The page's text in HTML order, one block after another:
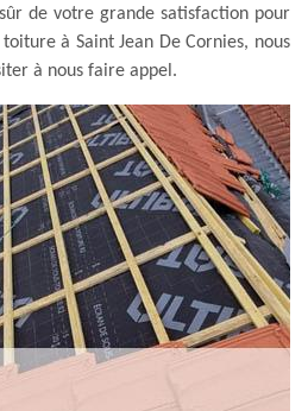
de votre grande satisfaction pour
à Saint Jean De Cornies, nous
à nous faire appel.